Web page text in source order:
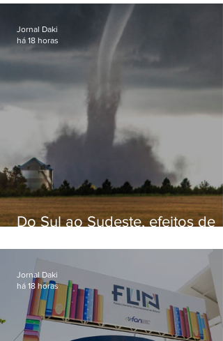
Do Sul ao Sudeste, efeitos de
apreensão na população
Jornal Daki
há 18 horas
Jornal Daki
há 18 horas